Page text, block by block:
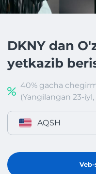
DKNY dan
yetkazib
40% gacha
(Yangilangan 23-iyl,
AQSH